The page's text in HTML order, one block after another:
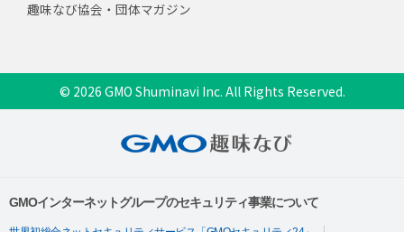
趣味なび協会・団体マガジン
© 2026 GMO Shuminavi Inc. All Rights Reserved.